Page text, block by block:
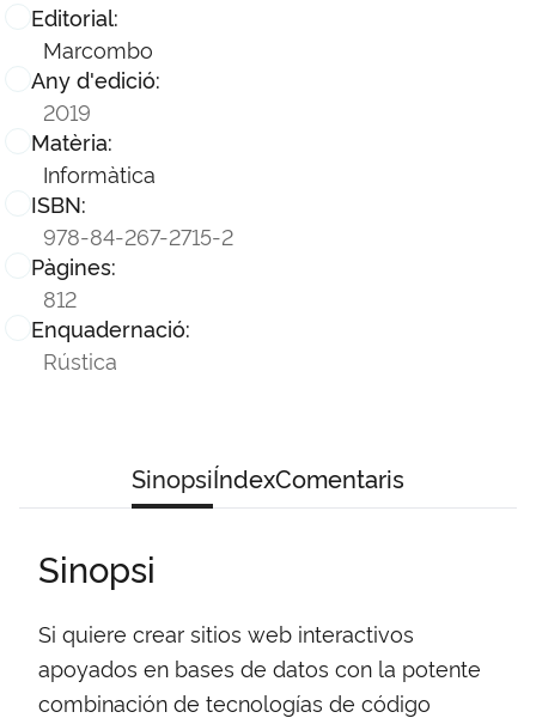
Editorial:
Marcombo
Any d'edició:
2019
Matèria:
Informàtica
ISBN:
978-84-267-2715-2
Pàgines:
812
Enquadernació:
Rústica
SinopsiÍndexComentaris
Sinopsi
Si quiere crear sitios web interactivos
apoyados en bases de datos con la potente
combinación de tecnologías de código